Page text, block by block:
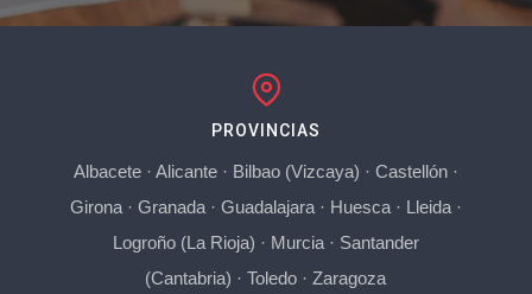
PROVINCIAS
Albacete· Alicante· Bilbao (Vizcaya) · Castellón·
Girona· Granada· Guadalajara· Huesca· Lleida·
Logroño (La Rioja) · Murcia· Santander
(Cantabria) ·Toledo ·Zaragoza